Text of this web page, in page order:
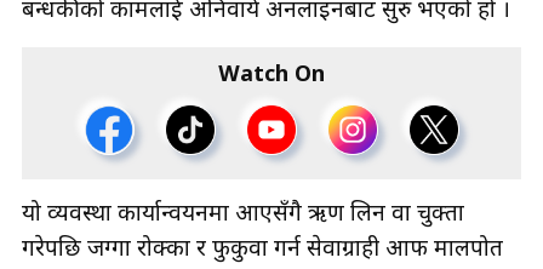
बन्धकीको कामलाई अनिवार्य अनलाइनबाट सुरु भएको हो ।
Watch On
यो व्यवस्था कार्यान्वयनमा आएसँगै ऋण लिन वा चुक्ता
गरेपछि जग्गा रोक्का र फुकुवा गर्न सेवाग्राही आफैँ मालपोत